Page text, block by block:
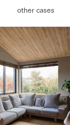
other cases